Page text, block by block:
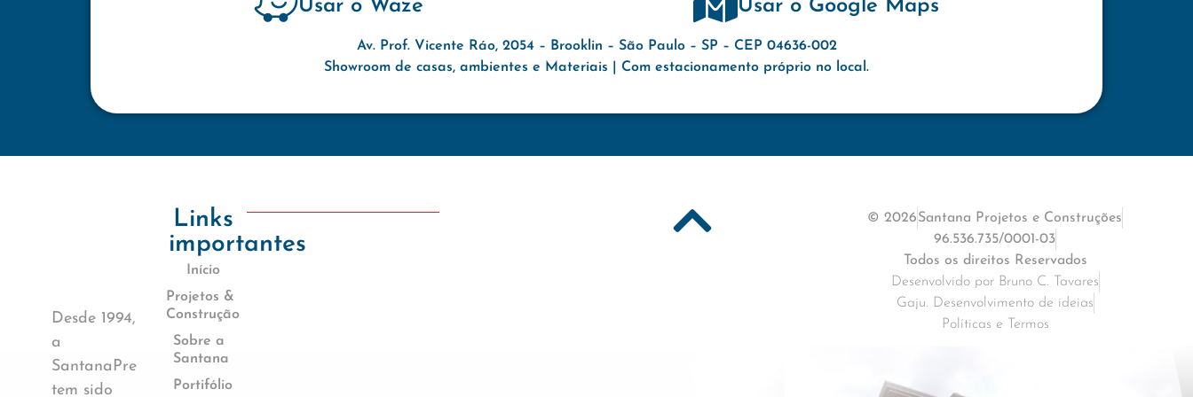
Usar o Waze Usar o Google Maps
Av. Prof. Vicente Ráo, 2054 – Brooklin – São Paulo – SP – CEP 04636-002
Showroom de casas, ambientes e Materiais | Com estacionamento próprio no local.
Desde 1994,
a
SantanaPre
tem sido
Links
importantes
Início
Projetos &
Construção
Sobre a
Santana
Portifólio
© 2026Santana Projetos e Construções
96.536.735/0001-03
Todos os direitos Reservados
Desenvolvido por Bruno C. Tavares
Gaju. Desenvolvimento de ideias
Políticas e Termos